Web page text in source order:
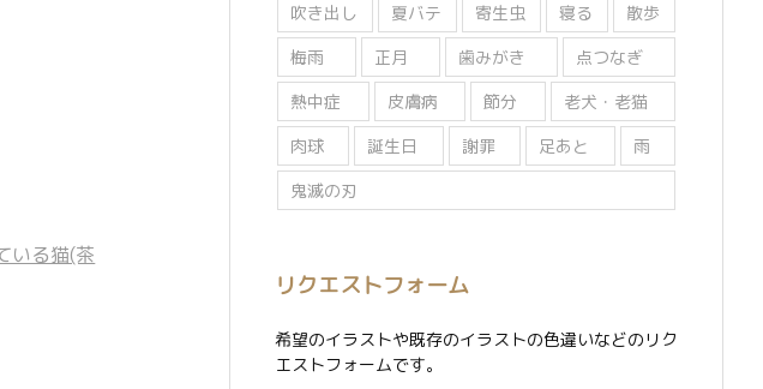
吹き出し
夏バテ 寄生虫 寝る
散歩
梅雨
正月 歯みがき
点つなぎ
熱中症
皮膚病 節分
老犬・老猫
肉球
誕生日 謝罪 足あと
雨
鬼滅の刃
リクエストフォーム
希望のイラストや既存のイラストの色違いなどのリク
エストフォームです。